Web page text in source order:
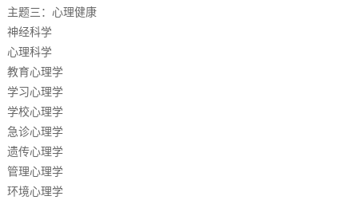
主题三：心理健康
神经科学
心理科学
教育心理学
学习心理学
学校心理学
急诊心理学
遗传心理学
管理心理学
环境心理学